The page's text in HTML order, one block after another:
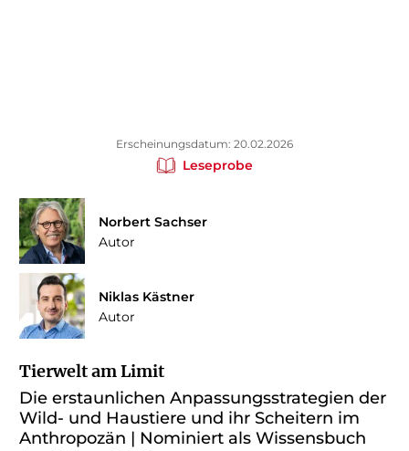
Erscheinungsdatum: 20.02.2026
Leseprobe
Norbert Sachser
Autor
Niklas Kästner
Autor
Tierwelt am Limit
Die erstaunlichen Anpassungsstrategien der
Wild- und Haustiere und ihr Scheitern im
Anthropozän | Nominiert als Wissensbuch